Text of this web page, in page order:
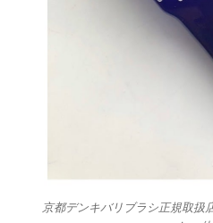
京都デンキバリブラシ正規取扱